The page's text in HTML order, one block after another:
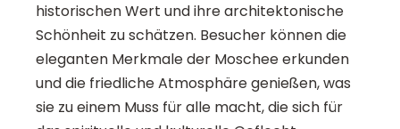
historischen Wert und ihre architektonische
Schönheit zu schätzen. Besucher können die
eleganten Merkmale der Moschee erkunden
und die friedliche Atmosphäre genießen, was
sie zu einem Muss für alle macht, die sich für